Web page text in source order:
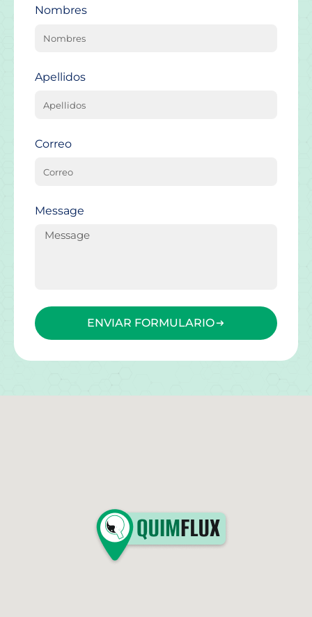
Nombres
Apellidos
Correo
Message
ENVIAR FORMULARIO